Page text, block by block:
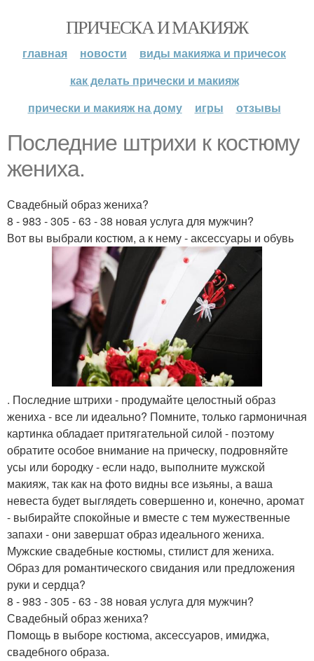
ПРИЧЕСКА И МАКИЯЖ
главная новости
виды макияжа и причесок
как делать прически и макияж
прически и макияж на дому
игры отзывы
Последние штрихи к костюму
жениха.
Свадебный образ жениха?
8 - 983 - 305 - 63 - 38 новая услуга для мужчин?
Вот вы выбрали костюм, а к нему - аксессуары и обувь
. Последние штрихи - продумайте целостный образ
жениха - все ли идеально? Помните, только гармоничная
картинка обладает притягательной силой - поэтому
обратите особое внимание на прическу, подровняйте
усы или бородку - если надо, выполните мужской
макияж, так как на фото видны все изьяны, а ваша
невеста будет выглядеть совершенно и, конечно, аромат
- выбирайте спокойные и вместе с тем мужественные
запахи - они завершат образ идеального жениха.
Мужские свадебные костюмы, стилист для жениха.
Образ для романтического свидания или предложения
руки и сердца?
8 - 983 - 305 - 63 - 38 новая услуга для мужчин?
Свадебный образ жениха?
Помощь в выборе костюма, аксессуаров, имиджа,
свадебного образа.